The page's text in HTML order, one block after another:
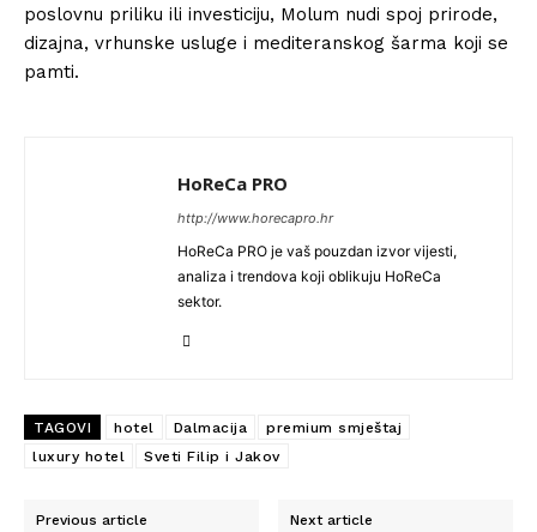
poslovnu priliku ili investiciju, Molum nudi spoj prirode,
dizajna, vrhunske usluge i mediteranskog šarma koji se
pamti.
HoReCa PRO
http://www.horecapro.hr
HoReCa PRO je vaš pouzdan izvor vijesti,
analiza i trendova koji oblikuju HoReCa
sektor.
TAGOVI hotel Dalmacija
premium smještaj
luxury hotel
Sveti Filip i Jakov
Previous article Next article